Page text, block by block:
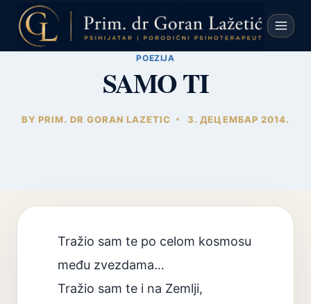
content
POEZIJA
SAMO TI
BY PRIM. DR GORAN LAZETIC 3. ДЕЦЕМБАР 2014.
Tražio sam te po celom kosmosu
među zvezdama…
Tražio sam te i na Zemlji,